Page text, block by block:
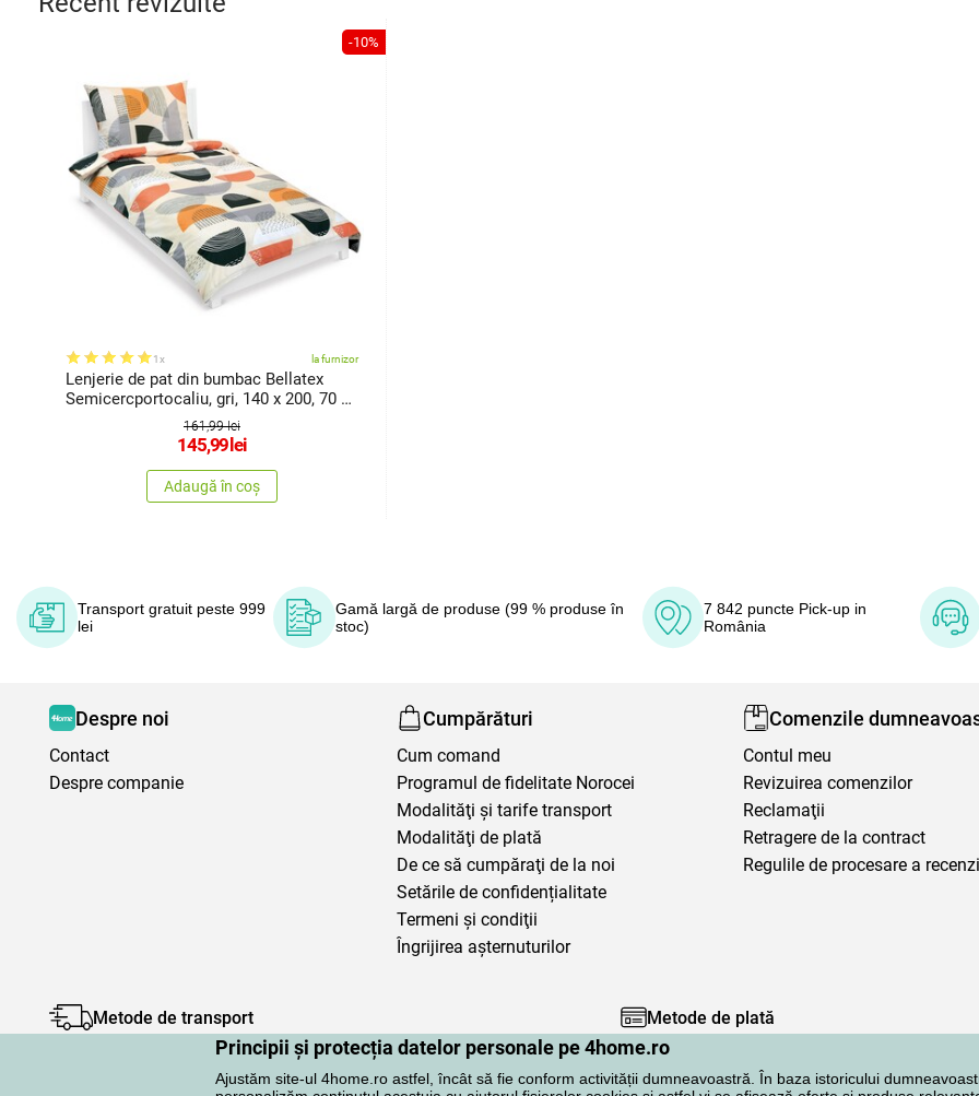
Principii și protecția datelor personale pe 4home.ro
Ajustăm site-ul 4home.ro astfel, încât să fie conform activității dumneavoastră. În baza istoricului
-10%
1x la furnizor
Lenjerie de pat din bumbac Bellatex
Semicercportocaliu, gri, 140 x 200, 70 x
161,99 lei
145,99lei
Adaugă în coș
Transport gratuit peste 999
lei
Gamă largă de produse (99 % produse în
stoc)
7 842 puncte Pick-up in
România
Despre noi
Contact
Despre companie
Cumpărături
Cum comand
Programul de fidelitate Norocei
Modalităţi şi tarife transport
Modalităţi de plată
De ce să cumpăraţi de la noi
Setările de confidențialitate
Termeni şi condiţii
Îngrijirea așternuturilor
Comenzile
Contul meu
Revizuirea comenzilor
Reclamaţii
Retragere de la contract
Regulile de procesare a
Metode de transport Metode de plată